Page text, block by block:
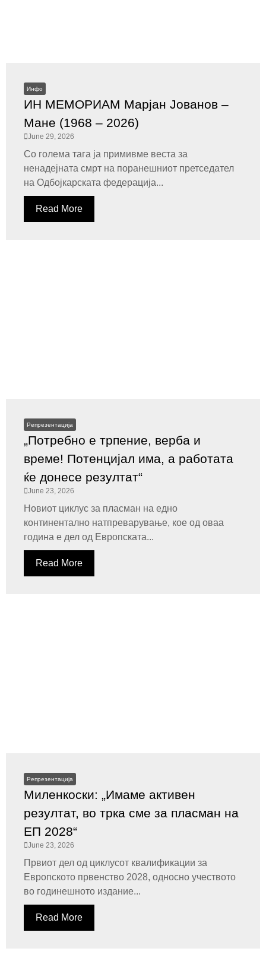
Инфо
ИН МЕМОРИАМ Марјан Јованов –
Мане (1968 – 2026)
June 29, 2026
Со голема тага ја примивме веста за
ненадејната смрт на поранешниот претседател
на Одбојкарската федерација...
Read More
Репрезентација
„Потребно е трпение, верба и
време! Потенцијал има, а работата
ќе донесе резултат“
June 23, 2026
Новиот циклус за пласман на едно
континентално натпреварување, кое од оваа
година е дел од Европската...
Read More
Репрезентација
Миленкоски: „Имаме активен
резултат, во трка сме за пласман на
ЕП 2028“
June 23, 2026
Првиот дел од циклусот квалификации за
Европското првенство 2028, односно учеството
во годинешното издание...
Read More